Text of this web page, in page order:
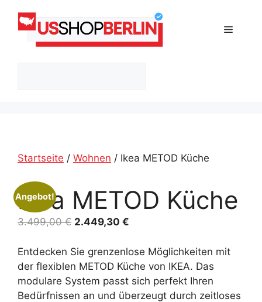
Inhalt
springen
Menü
Startseite / Wohnen / Ikea METOD Küche
Angebot!
Ikea METOD Küche
3.499,00€ Ursprünglicher
war:
3.499,00 €
2.449,30 €
ist:
2.449,30 €.
Entdecken Sie grenzenlose Möglichkeiten mit
der flexiblen METOD Küche von IKEA. Das
modulare System passt sich perfekt Ihren
Bedürfnissen an und überzeugt durch zeitloses